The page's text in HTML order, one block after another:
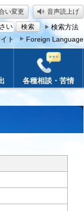
い変更 音声読上げ
検索方法
ト Foreign Language
各種相談・苦情